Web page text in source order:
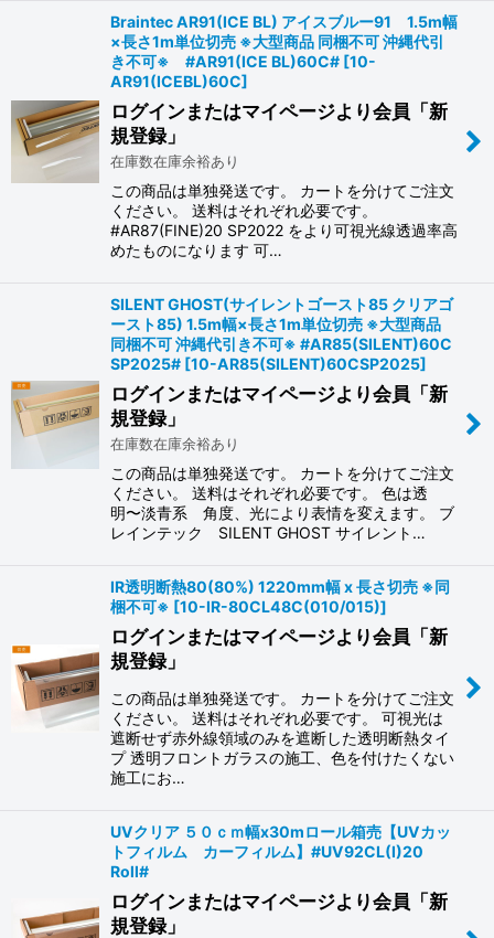
Braintec AR91(ICE BL) アイスブルー91 1.5m幅
×長さ1m単位切売 ※大型商品 同梱不可 沖縄代引
き不可※ #AR91(ICE BL)60C# [10-
AR91(ICEBL)60C]
ログインまたはマイページより会員「新
規登録」
在庫数在庫余裕あり
この商品は単独発送です。 カートを分けてご注文
ください。 送料はそれぞれ必要です。
#AR87(FINE)20 SP2022 をより可視光線透過率高
めたものになります 可…
SILENT GHOST(サイレントゴースト85 クリアゴ
ースト85) 1.5m幅×長さ1m単位切売 ※大型商品
同梱不可 沖縄代引き不可※ #AR85(SILENT)60C
SP2025# [10-AR85(SILENT)60CSP2025]
ログインまたはマイページより会員「新
規登録」
在庫数在庫余裕あり
この商品は単独発送です。 カートを分けてご注文
ください。 送料はそれぞれ必要です。 色は透
明〜淡青系 角度、光により表情を変えます。 ブ
レインテック SILENT GHOST サイレント…
IR透明断熱80(80%) 1220mm幅 x 長さ切売 ※同
梱不可※ [10-IR-80CL48C(010/015)]
ログインまたはマイページより会員「新
規登録」
この商品は単独発送です。 カートを分けてご注文
ください。 送料はそれぞれ必要です。 可視光は
遮断せず赤外線領域のみを遮断した透明断熱タイ
プ 透明フロントガラスの施工、色を付けたくない
施工にお…
UVクリア ５０ｃｍ幅x30mロール箱売【UVカッ
トフィルム カーフィルム】#UV92CL(I)20
Roll#
ログインまたはマイページより会員「新
規登録」